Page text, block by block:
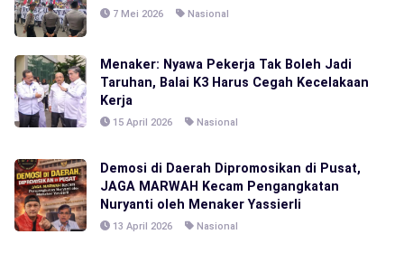
7 Mei 2026 Nasional
Menaker: Nyawa Pekerja Tak Boleh Jadi
Taruhan, Balai K3 Harus Cegah Kecelakaan
Kerja
15 April 2026 Nasional
Demosi di Daerah Dipromosikan di Pusat,
JAGA MARWAH Kecam Pengangkatan
Nuryanti oleh Menaker Yassierli
13 April 2026 Nasional